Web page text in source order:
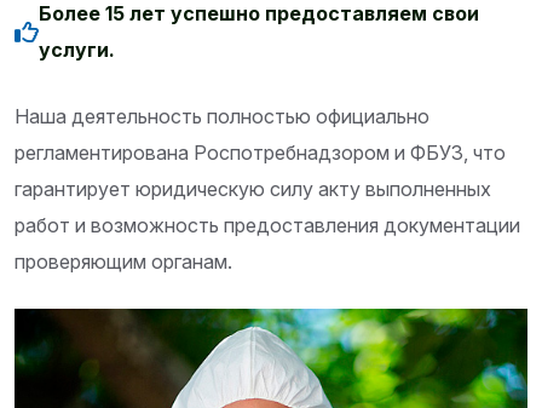
Более 15 лет успешно предоставляем свои
услуги.
Наша деятельность полностью официально
регламентирована Роспотребнадзором и ФБУЗ, что
гарантирует юридическую силу акту выполненных
работ и возможность предоставления документации
проверяющим органам.